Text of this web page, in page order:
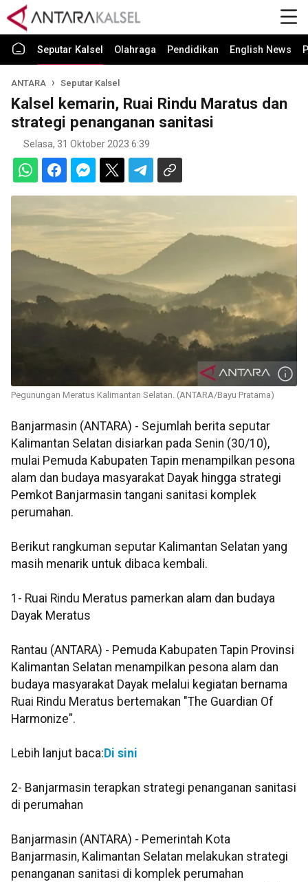
Seputar Kalsel Olahraga Pendidikan English News
ANTARA Seputar Kalsel
Kalsel kemarin, Ruai Rindu Maratus dan
strategi penanganan sanitasi
Selasa, 31 Oktober 2023 6:39
Pegunungan Meratus Kalimantan Selatan. (ANTARA/Bayu Pratama)
Banjarmasin (ANTARA) - Sejumlah berita seputar
Kalimantan Selatan disiarkan pada Senin (30/10),
mulai Pemuda Kabupaten Tapin menampilkan pesona
alam dan budaya masyarakat Dayak hingga strategi
Pemkot Banjarmasin tangani sanitasi komplek
perumahan.
Berikut rangkuman seputar Kalimantan Selatan yang
masih menarik untuk dibaca kembali.
1- Ruai Rindu Meratus pamerkan alam dan budaya
Dayak Meratus
Rantau (ANTARA) - Pemuda Kabupaten Tapin Provinsi
Kalimantan Selatan menampilkan pesona alam dan
budaya masyarakat Dayak melalui kegiatan bernama
Ruai Rindu Meratus bertemakan "The Guardian Of
Harmonize".
Lebih lanjut baca: Di sini
2- Banjarmasin terapkan strategi penanganan sanitasi
di perumahan
Banjarmasin (ANTARA) - Pemerintah Kota
Banjarmasin, Kalimantan Selatan melakukan strategi
penanganan sanitasi di komplek perumahan